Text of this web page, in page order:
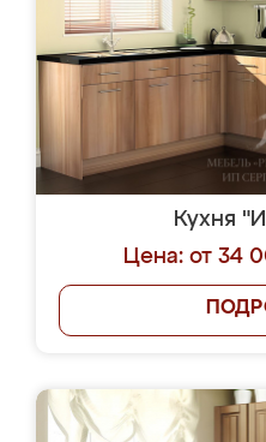
Кухня
Цена: от 34